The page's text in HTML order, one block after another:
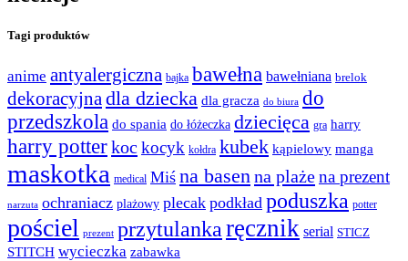
Tagi produktów
anime antyalergiczna bajka bawełna bawełniana brelok
dekoracyjna dla dziecka dla gracza do biura do
przedszkola do spania do łóżeczka dziecięca gra harry
harry potterkoc kocyk kołdra kubek kąpielowy manga
maskotka medical Miś na basen na plażena prezent
narzuta ochraniacz plażowy plecak podkład poduszka potter
pościel prezent przytulanka ręcznik serial STICZ
STITCH wycieczka zabawka